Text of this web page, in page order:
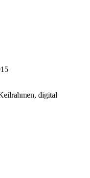
digital